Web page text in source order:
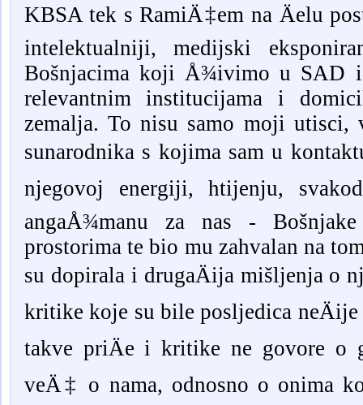
KBSA tek s RamiÄ‡em na Äelu
intelektualniji, medijski
Bošnjacima koji Å¾ivimo u
relevantnim institucijama i
zemalja. To nisu samo moji
sunarodnika s kojima sam u
njegovoj energiji, htijenju,
angaÅ¾manu za nas -
prostorima te bio mu zahvalan na
su dopirala i drugaÄija mišljenja o
kritike koje su bile posljedica
takve priÄe i kritike ne govore o
veÄ‡ o nama, odnosno o onima